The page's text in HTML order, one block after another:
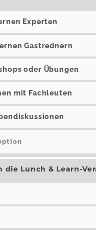
Experten
Gastrednern
oder Übungen
mit Fachleuten
die Lunch & Learn-